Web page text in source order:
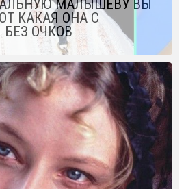
МАЛЫШЕВУ ВЫ
КАКАЯ ОНА С
ОЧКОВ